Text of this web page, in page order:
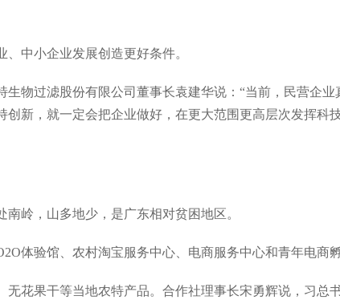
中小企业发展创造更好条件。
过滤股份有限公司董事长袁建华说：“当前，民营企业
新，就一定会把企业做好，在更大范围更高层次发挥科
岭，山多地少，是广东相对贫困地区。
验馆、农村淘宝服务中心、电商服务中心和青年电商孵
花果干等当地农特产品。合作社理事长宋勇辉说，习总